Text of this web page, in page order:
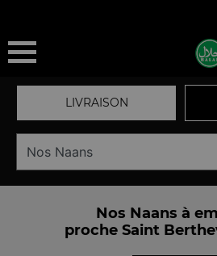
LIVRAISON
Nos Naans à
proche Saint